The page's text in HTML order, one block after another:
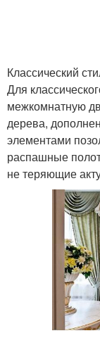
Классический
Для
межкомнатную
дерева,
элементами
распашные
не теряющие